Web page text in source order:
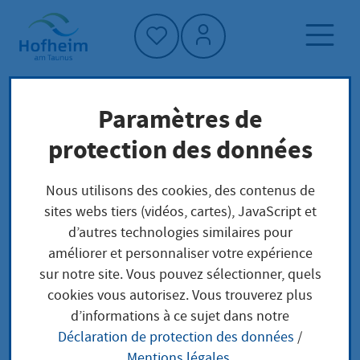
Accueil"
Page d'accueil
Trouver un service
Préoccupations locales
Verwendung von bestimmten Biozidprodukten
anzeigen
Verwendung von
bestimmten
Paramètres de
protection des données
Nous utilisons des cookies, des contenus de
sites webs tiers (vidéos, cartes), JavaScript et
d’autres technologies similaires pour
améliorer et personnaliser votre expérience
sur notre site. Vous pouvez sélectionner, quels
cookies vous autorisez. Vous trouverez plus
d’informations à ce sujet dans notre
Déclaration de protection des données /